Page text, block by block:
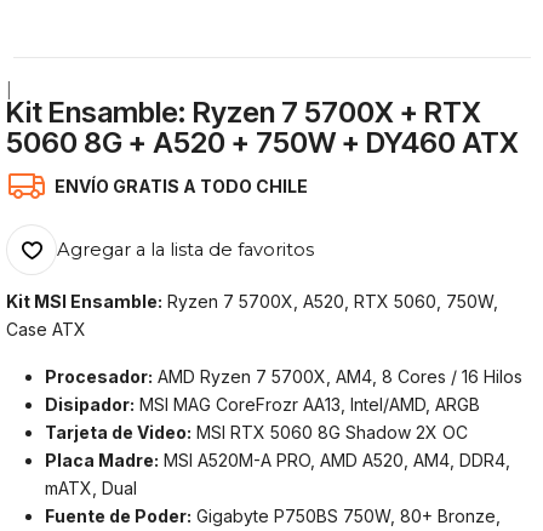
Kit Ensamble: Ryzen 7 5700X + RTX
5060 8G + A520 + 750W + DY460 ATX
ENVÍO GRATIS A TODO CHILE
Agregar a la lista de favoritos
Kit MSI Ensamble: Ryzen 7 5700X, A520, RTX 5060, 750W,
Case ATX
Procesador: AMD Ryzen 7 5700X, AM4, 8 Cores / 16 Hilos
Disipador: MSI MAG CoreFrozr AA13, Intel/AMD, ARGB
Tarjeta de Video: MSI RTX 5060 8G Shadow 2X OC
Placa Madre: MSI A520M-A PRO, AMD A520, AM4, DDR4,
mATX, Dual
Fuente de Poder: Gigabyte P750BS 750W, 80+ Bronze,